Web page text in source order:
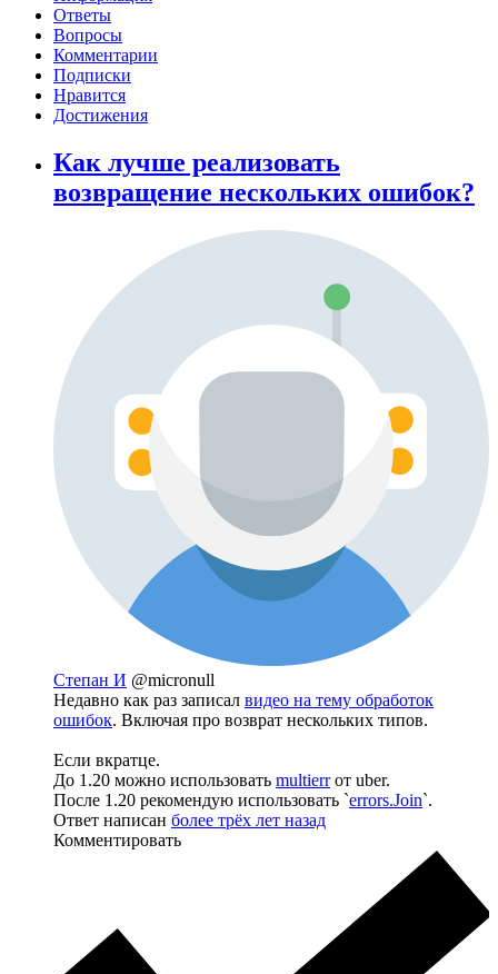
Ответы
Вопросы
Комментарии
Подписки
Нравится
Достижения
Как лучше реализовать
возвращение нескольких ошибок?
Степан И @micronull
Недавно как раз записал видео на тему обработок
ошибок. Включая про возврат нескольких типов.
Если вкратце.
До 1.20 можно использовать multierrот uber.
После 1.20 рекомендую использовать `errors.Join`.
Ответ написан более трёх лет назад
Комментировать